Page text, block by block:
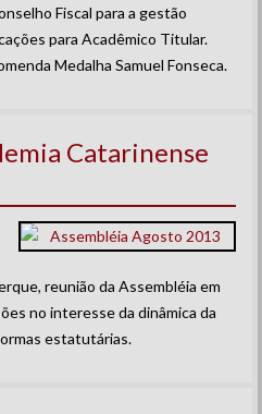
Fiscal para a gestão
para Acadêmico Titular.
Medalha Samuel Fonseca.
Catarinense
reunião da Assembléia em
no interesse da dinâmica da
estatutárias.